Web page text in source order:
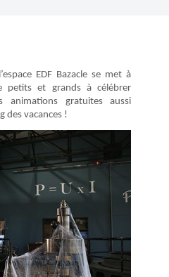
EDF Bazacle se met à
petits et grands à célébrer
animations gratuites aussi
des vacances !